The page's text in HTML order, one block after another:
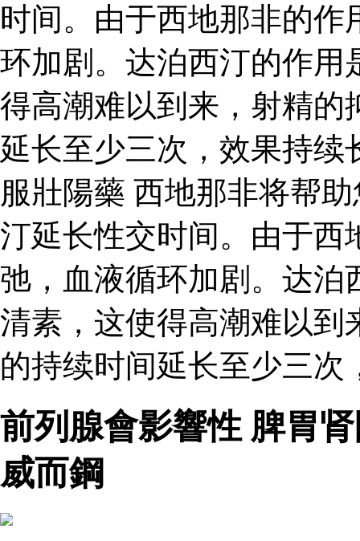
时间。由于西地那非的
环加剧。达泊西汀的作用
得高潮难以到来，射精的
延长至少三次，效果持续
服壯陽藥 西地那非将帮
汀延长性交时间。由于西
弛，血液循环加剧。达泊
清素，这使得高潮难以到
的持续时间延长至少三次
前列腺會影響性 脾胃
威而鋼